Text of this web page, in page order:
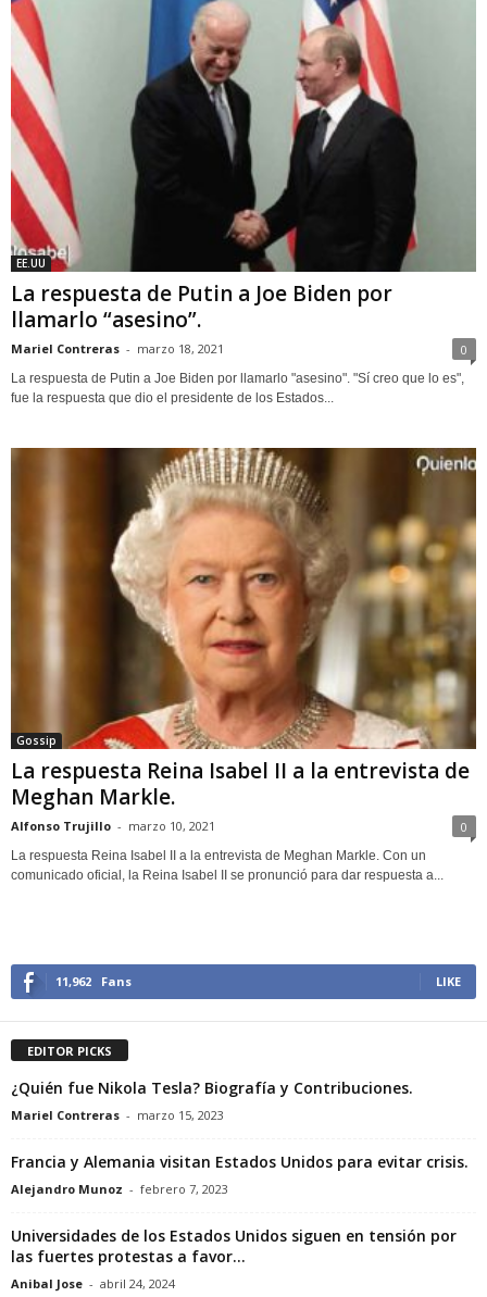
EE.UU
La respuesta de Putin a Joe Biden por
llamarlo “asesino”.
Mariel Contreras - marzo 18, 2021 0
La respuesta de Putin a Joe Biden por llamarlo "asesino". "Sí creo que lo es",
fue la respuesta que dio el presidente de los Estados...
Gossip
La respuesta Reina Isabel II a la entrevista de
Meghan Markle.
Alfonso Trujillo - marzo 10, 2021 0
La respuesta Reina Isabel II a la entrevista de Meghan Markle. Con un
comunicado oficial, la Reina Isabel II se pronunció para dar respuesta a...
11,962 Fans LIKE
EDITOR PICKS
¿Quién fue Nikola Tesla? Biografía y Contribuciones.
Mariel Contreras - marzo 15, 2023
Francia y Alemania visitan Estados Unidos para evitar crisis.
Alejandro Munoz - febrero 7, 2023
Universidades de los Estados Unidos siguen en tensión por
las fuertes protestas a favor...
Anibal Jose - abril 24, 2024